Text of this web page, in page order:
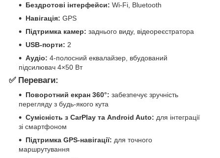
Бездротові інтерфейси: Wi-Fi, Bluetooth
Навігація: GPS
Підтримка камер: заднього виду, відеореєстратора
USB-порти: 2
Аудіо: 4-полосний еквалайзер, вбудований
підсилювач 4×50 Вт
✅ Переваги:
Поворотний екран 360°: забезпечує зручність
перегляду з будь-якого кута
Сумісність з CarPlay та Android Auto: для інтеграції
зі смартфоном
Підтримка GPS-навігації: для точного
маршрутування